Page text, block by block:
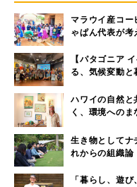
マラウイ産コー
ゃぱん代表が考
【パタゴニア
る、気候変動と
ハワイの自然
く、環境へのま
生き物としてナ
れからの組織論
「暮らし、遊